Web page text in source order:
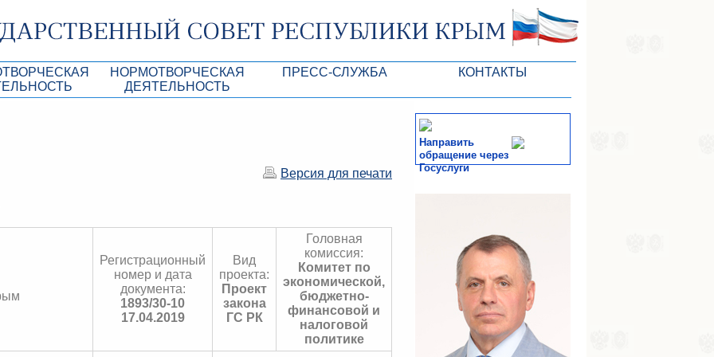
процесса в РК
законотворчества
НОРМОТВОРЧЕСКАЯ
ДЕЯТЕЛЬНОСТЬ
ПРЕСС-СЛУЖБА
Фотогалерея
КОНТАКТЫ
Версия для печати
Регистрационный
номер и дата
документа:
1893/30-10
17.04.2019
Вид
проекта:
Проект
закона
ГС РК
Головная
комиссия:
Комитет по
экономической,
бюджетно-
финансовой и
налоговой
политике
Направить
обращение через
Госуслуги